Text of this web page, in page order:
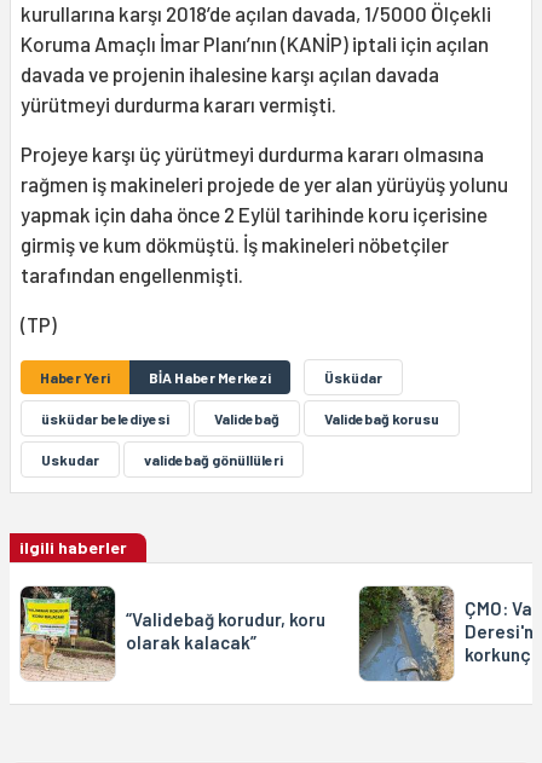
kurullarına karşı 2018’de açılan davada, 1/5000 Ölçekli
Koruma Amaçlı İmar Planı’nın (KANİP) iptali için açılan
davada ve projenin ihalesine karşı açılan davada
yürütmeyi durdurma kararı vermişti.
Projeye karşı üç yürütmeyi durdurma kararı olmasına
rağmen iş makineleri projede de yer alan yürüyüş yolunu
yapmak için daha önce 2 Eylül tarihinde koru içerisine
girmiş ve kum dökmüştü. İş makineleri nöbetçiler
tarafından engellenmişti.
(TP)
Haber Yeri BİA Haber Merkezi Üsküdar
üsküdar belediyesi Validebağ Validebağ korusu
Uskudar validebağ gönüllüleri
ilgili haberler
“Validebağ korudur, koru
olarak kalacak”
ÇMO:
korkunç